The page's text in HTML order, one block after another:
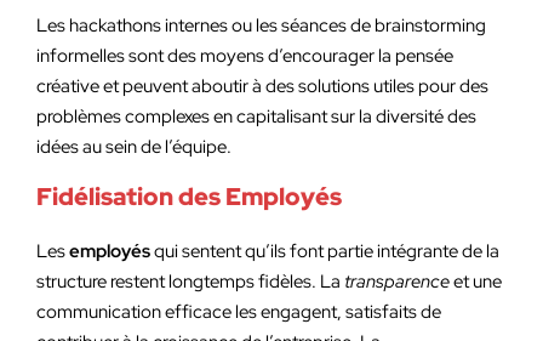
Les hackathons internes ou les séances de brainstorming
informelles sont des moyens d’encourager la pensée
créative et peuvent aboutir à des solutions utiles pour des
problèmes complexes en capitalisant sur la diversité des
idées au sein de l’équipe.
Fidélisation des Employés
Lesemployésqui sentent qu’ils font partie intégrante de la
structure restent longtemps fidèles. La transparenceet une
communication efficace les engagent, satisfaits de